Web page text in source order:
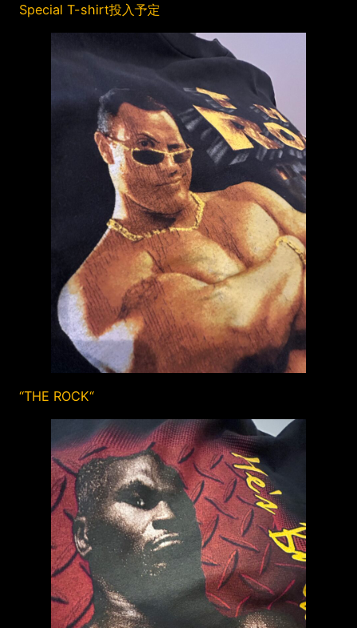
Special T-shirt投入予定
“THE ROCK“